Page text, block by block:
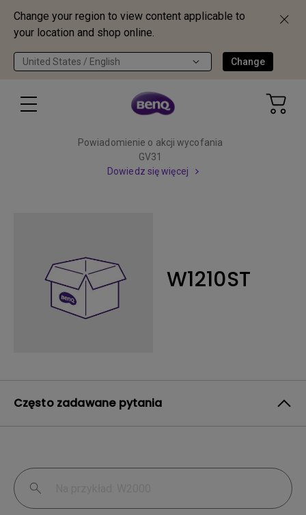
Change your region to view content applicable to
your location and shop online.
United States / English Change
Powiadomienie o akcji wycofania
GV31
Dowiedz się więcej
W1210ST
Często zadawane pytania